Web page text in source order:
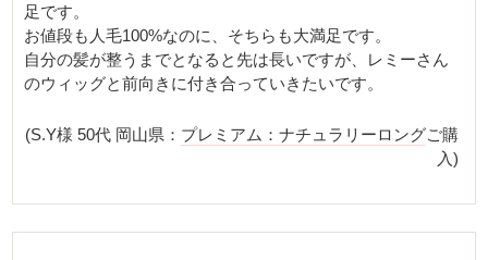
足です。
お値段も人毛100%なのに、そちらも大満足です。
自分の髪が整うまでとなると先は長いですが、レミーさん
のウィッグと前向きに付き合っていきたいです。
(S.Y様 50代 岡山県： プレミアム：ナチュラリーロングご購
入)